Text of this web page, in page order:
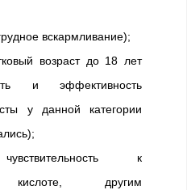
вскармливание);
возраст до 18 лет
и эффективность
у данной категории
к
кислоте, другим